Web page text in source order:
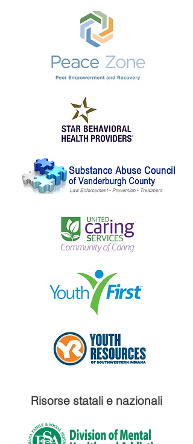
Risorse statali e nazionali